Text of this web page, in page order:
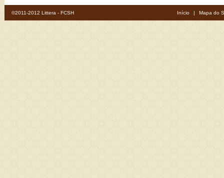
©2011-2012 Littera - FCSH Início | Mapa do